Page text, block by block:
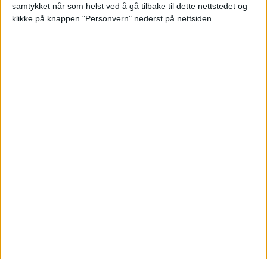
samtykket når som helst ved å gå tilbake til dette nettstedet og
klikke på knappen "Personvern" nederst på nettsiden.